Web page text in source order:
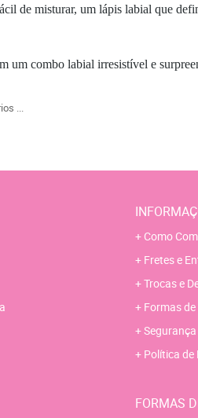
de misturar, um lápis labial que
um combo labial irresistível e
...
Como
Fretes e
Trocas e
Formas
Segurança
Política de
FORMAS